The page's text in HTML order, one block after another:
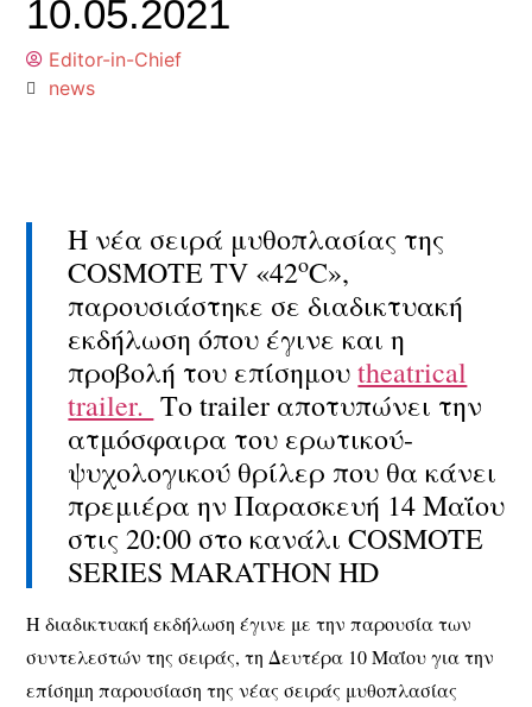
10.05.2021
Editor-in-Chief
news
Η νέα σειρά μυθοπλασίας της
COSMOTE TV «42οC»,
παρουσιάστηκε σε διαδικτυακή
εκδήλωση όπου έγινε και η
προβολή του επίσημουtheatrical
trailer. Το trailer αποτυπώνει την
ατμόσφαιρα του ερωτικού-
ψυχολογικού θρίλερ που θα κάνει
πρεμιέρα ην Παρασκευή 14 Μαΐου
στις 20:00 στο κανάλι COSMOTE
SERIES MARATHON HD
Η διαδικτυακή εκδήλωση έγινε με την παρουσία των
συντελεστών της σειράς, τη Δευτέρα 10 Μαΐου για την
επίσημη παρουσίαση της νέας σειράς μυθοπλασίας